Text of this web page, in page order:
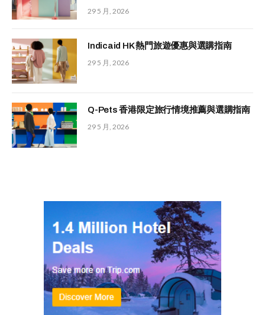
29 5 月, 2026
Indicaid HK 熱門旅遊優惠與選購指南
29 5 月, 2026
Q-Pets 香港限定旅行情境推薦與選購指南
29 5 月, 2026